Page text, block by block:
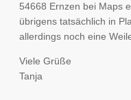
54668 Ernzen bei Maps
übrigens tatsächlich in
allerdings noch eine
Viele Grüße
Tanja